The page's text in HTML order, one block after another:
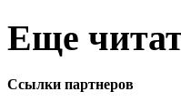
Еще
Ссылки партнеров